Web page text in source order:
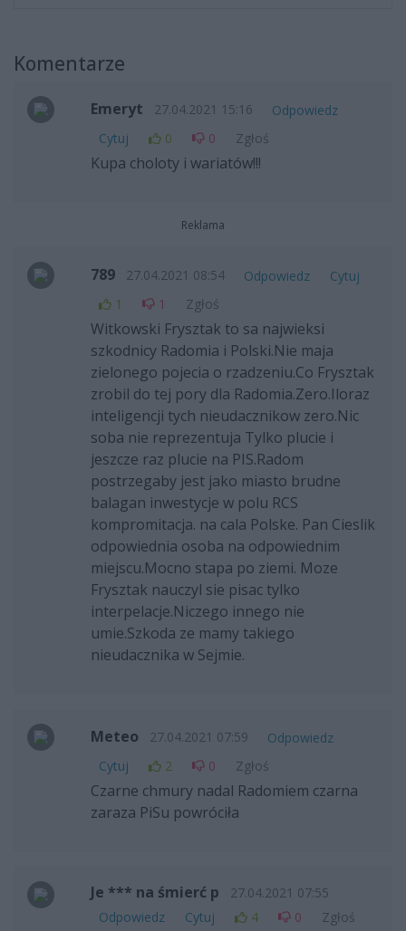
Komentarze
Emeryt 27.04.2021 15:16
Odpowiedz
Cytuj
0 0 Zgłoś
Kupa choloty i wariatów!!!
Reklama
789 27.04.2021 08:54 Odpowiedz
Cytuj
1
1 Zgłoś
Witkowski Frysztak to sa najwieksi
szkodnicy Radomia i Polski.Nie maja
zielonego pojecia o rzadzeniu.Co Frysztak
zrobil do tej pory dla Radomia.Zero.Iloraz
inteligencji tych nieudacznikow zero.Nic
soba nie reprezentuja Tylko plucie i
jeszcze raz plucie na PIS.Radom
postrzegaby jest jako miasto brudne
balagan inwestycje w polu RCS
kompromitacja. na cala Polske. Pan Cieslik
odpowiednia osoba na odpowiednim
miejscu.Mocno stapa po ziemi. Moze
Frysztak nauczyl sie pisac tylko
interpelacje.Niczego innego nie
umie.Szkoda ze mamy takiego
nieudacznika w Sejmie.
Meteo 27.04.2021 07:59
Odpowiedz
Cytuj
2 0 Zgłoś
Czarne chmury nadal Radomiem czarna
zaraza PiSu powróciła
Je *** na śmierć p
27.04.2021 07:55
Odpowiedz
Cytuj 4 0 Zgłoś